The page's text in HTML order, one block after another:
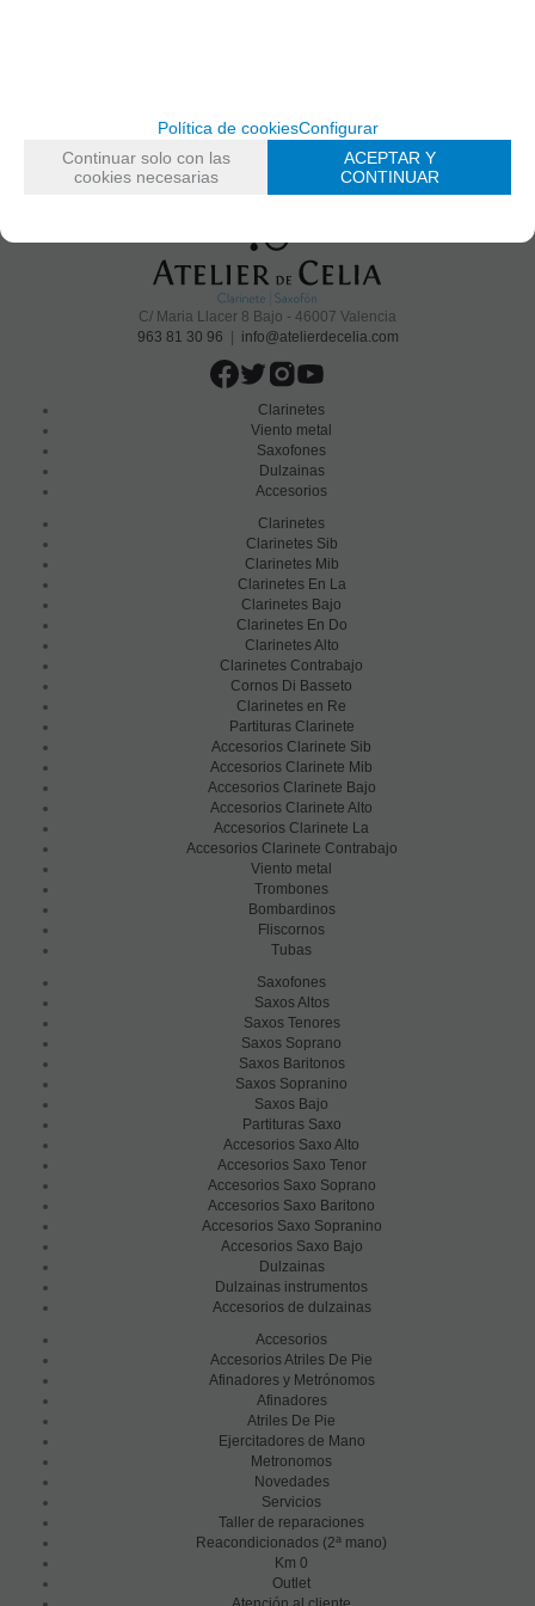
C/ Maria Llacer 8 Bajo - 46007 Valencia
963 81 30 96
info@atelierdecelia.com
Clarinetes
Viento metal
Saxofones
Dulzainas
Accesorios
Clarinetes
Clarinetes Sib
Clarinetes Mib
Clarinetes En La
Clarinetes Bajo
Clarinetes En Do
Clarinetes Alto
Clarinetes Contrabajo
Cornos Di Basseto
Clarinetes en Re
Partituras Clarinete
Accesorios Clarinete Sib
Accesorios Clarinete Mib
Accesorios Clarinete Bajo
Accesorios Clarinete Alto
Accesorios Clarinete La
Accesorios Clarinete Contrabajo
Viento metal
Trombones
Bombardinos
Fliscornos
Tubas
Saxofones
Saxos Altos
Saxos Tenores
Saxos Soprano
Saxos Baritonos
Saxos Sopranino
Saxos Bajo
Partituras Saxo
Accesorios Saxo Alto
Accesorios Saxo Tenor
Accesorios Saxo Soprano
Accesorios Saxo Baritono
Accesorios Saxo Sopranino
Accesorios Saxo Bajo
Dulzainas
Dulzainas instrumentos
Accesorios de dulzainas
Accesorios
Accesorios Atriles De Pie
Afinadores y Metrónomos
Afinadores
Atriles De Pie
Ejercitadores de Mano
Metronomos
Novedades
Servicios
Taller de reparaciones
Reacondicionados (2a mano)
Km 0
Outlet
Política de cookiesConfigurar
Continuar solo con las
cookies necesarias
ACEPTAR Y
CONTINUAR